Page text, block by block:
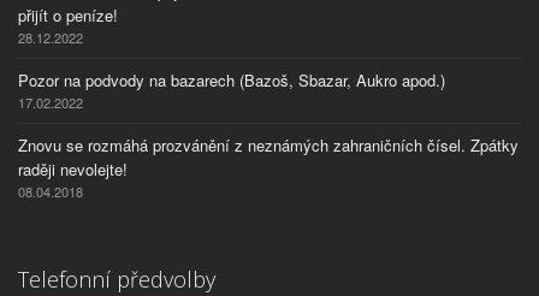
přijít o peníze!
28.12.2022
Pozor na podvody na bazarech (Bazoš, Sbazar, Aukro apod.)
17.02.2022
Znovu se rozmáhá prozvánění z neznámých zahraničních čísel. Zpátky
raději nevolejte!
08.04.2018
Telefonní předvolby